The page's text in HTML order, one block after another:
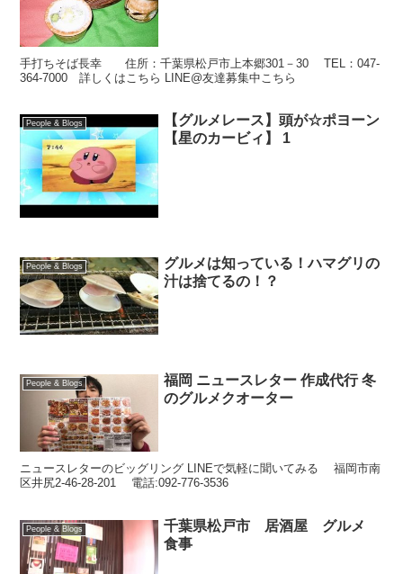
手打ちそば長幸 住所：千葉県松戸市上本郷301－30 TEL：047-
364-7000 詳しくはこちら LINE@友達募集中こちら
People & Blogs
【グルメレース】頭が☆ポヨーン
【星のカービィ】 1
People & Blogs
グルメは知っている！ハマグリの
汁は捨てるの！？
People & Blogs
福岡 ニュースレター 作成代行 冬
のグルメクオーター
ニュースレターのビッグリング LINEで気軽に聞いてみる 福岡市南
区井尻2-46-28-201 電話:092-776-3536
People & Blogs
千葉県松戸市 居酒屋 グルメ
食事